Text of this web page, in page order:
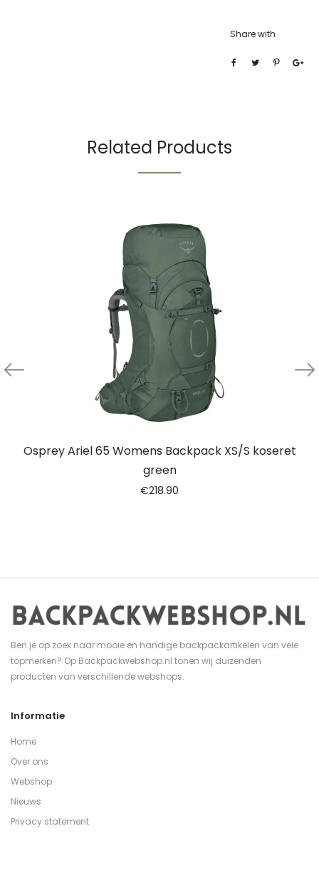
Share with
Related Products
Osprey Ariel 65 Womens Backpack XS/S koseret
green
€218.90
Ben je op zoek naar mooie en handige backpackartikelen van vele
topmerken? Op Backpackwebshop.nl tonen wij duizenden
producten van verschillende webshops.
Informatie
Home
Over ons
Webshop
Nieuws
Privacy statement